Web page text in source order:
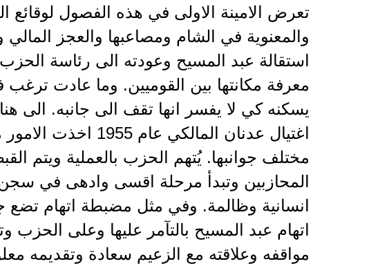
تعرض الامينة الاولى في هذه الفصول لوقائع
والمعنوية في الشام ومصاعبها والعجز المالي
استقالة عبد المسيح وعودته الى رئاسة الحزب
معرفة مكانتها بين القوميين. وما عادت
يسكنه كي لا يفسر انها تقف الى جانبه. الى
اغتيال عدنان
مختلف جوانبها. يُتهم الحزب بالعملية ويتم
المحازبين وتبدأ مرحلة اقسى وادهى في
انسانية وظالمة. وفي مثل مضبطة اتهام تضع
اتهام عبد المسيح بالتآمر عليها وعلى الحزب
مواقفه وعلاقته مع الزعيم سعادة وتقديمه